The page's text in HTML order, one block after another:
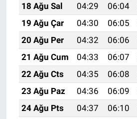
18 Ağu Sal
04:29 06:04
19 Ağu Çar
04:30 06:05
20 Ağu Per
04:32 06:06
21 Ağu Cum
04:33 06:07
22 Ağu Cts
04:35 06:08
23 Ağu Paz
04:36 06:09
24 Ağu Pts
04:37 06:10